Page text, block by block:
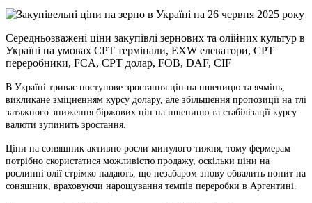
Link
Print
Середньозважені ціни закупівлі зернових та олійних культур в
Україні на умовах CPT термінали, EXW елеватори, CPT
переробники, FCA, CPT долар, FOB, DAF, CIF
В Україні триває поступове зростання цін на пшеницю та ячмінь,
викликане зміцненням курсу долару, але збільшення пропозиції на тлі
затяжного зниження біржових цін на пшеницю та стабілізації курсу
валюти зупинить зростання.
Ціни на соняшник активно росли минулого тижня, тому фермерам
потрібно скористатися можливістю продажу, оскільки ціни на
рослинні олії стрімко падають, що незабаром знову обвалить попит на
соняшник, враховуючи нарощування темпів переробки в Аргентині.